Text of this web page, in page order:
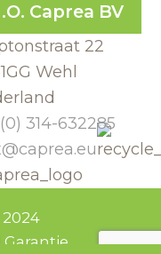
Caprea BV
22
Wehl
314-632285
2024
Garantie